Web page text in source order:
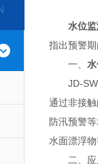
水位
指出预警
一、
JD-SW4
通过非接
防汛预警
水面漂浮
二、应